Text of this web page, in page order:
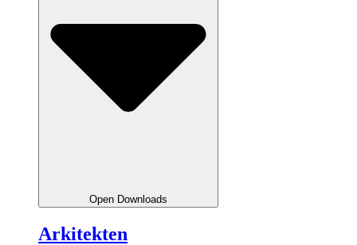
Open Downloads
Arkitekten